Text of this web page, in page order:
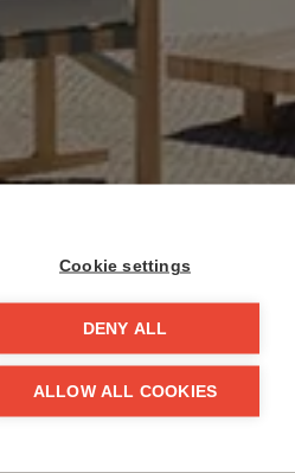
Cookie settings
DENY ALL
ALLOW ALL COOKIES